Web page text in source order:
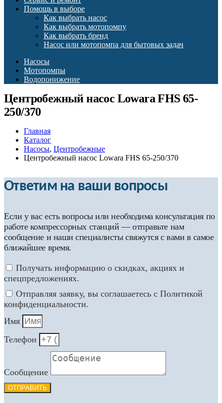
Помощь в выборе
Как выбрать насос
Как выбрать мотопомпу
Как выбрать бренд
Насос или мотопомпа для бытовых задач
Насосы
Мотопомпы
Водопонижение
Центробежный насос Lowara FHS 65-
250/370
Главная
Каталог
Насосы, Центробежные
Центробежный насос Lowara FHS 65-250/370
Ответим на ваши вопросы
Если у вас есть вопросы или необходима консультация по
работе компрессорных станций — отправьте нам
сообщение и наши специалисты свяжутся с вами в самое
ближайшее время.
Получать информацию о скидках, акциях и
спецпредложениях.
Отправляя заявку, вы соглашаетесь с Политикой
конфиденциальности.
Имя
Телефон
Сообщение
ОТПРАВИТЬ